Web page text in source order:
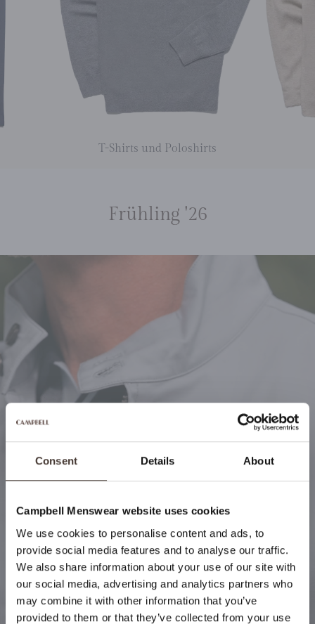
Consent Details About
Campbell Menswear website uses cookies
We use cookies to personalise content and ads, to
provide social media features and to analyse our traffic.
We also share information about your use of our site with
our social media, advertising and analytics partners who
may combine it with other information that you’ve
provided to them or that they’ve collected from your use
T-Shirts und Poloshirts
Frühling '26
Bleiben Sie auf dem
Laufenden
Wenn Sie sich für den Newsletter von Campbell
Menswear anmelden, werden Sie als Erster über neue
Kollektionen, Sonderangebote und vieles mehr